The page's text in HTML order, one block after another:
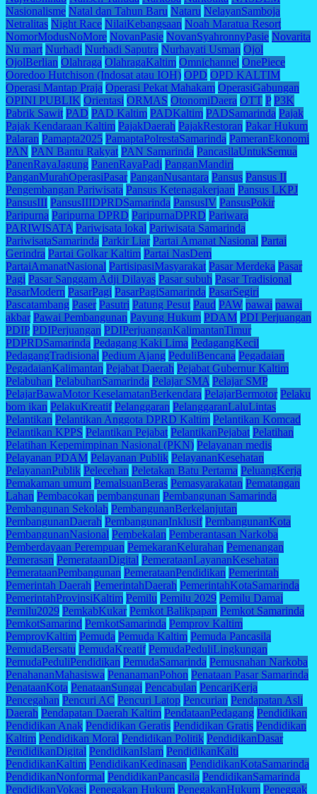
Nasionalisme Natal dan Tahun Baru Nataru NelayanSamboja
Netralitas Night Race NilaiKebangsaan Noah Maratua Resort
NomorModusNoMore NovanPasie NovanSyahronnyPasie Novarita
Nu mart Nurhadi Nurhadi Saputra Nurhayati Usman Ojol
OjolBerlian Olahraga OlahragaKaltim Omnichannel OnePiece
Ooredoo Hutchison (Indosat atau IOH) OPD OPD KALTIM
Operasi Mantap Praja Operasi Pekat Mahakam OperasiGabungan
OPINI PUBLIK Orientasi ORMAS OtonomiDaera OTT P P3K
Pabrik Sawit PAD PAD Kaltim PADKaltim PADSamarinda Pajak
Pajak Kendaraan Kaltim PajakDaerah PajakRestoran Pakar Hukum
Palaran Pamapta2025 PamaptaPolrestaSamarinda PameranEkonomi
PAN PAN Bantu Rakyat PAN Samarinda PancasilaUntukSemua
PanenRayaJagung PanenRayaPadi PanganMandiri
PanganMurahOperasiPasar PanganNusantara Pansus Pansus II
Pengembangan Pariwisata Pansus Ketenagakerjaan Pansus LKPJ
PansusIII PansusIIIDPRDSamarinda PansusIV PansusPokir
Paripurna Paripurna DPRD ParipurnaDPRD Pariwara
PARIWISATA Pariwisata lokal Pariwisata Samarinda
PariwisataSamarinda Parkir Liar Partai Amanat Nasional Partai
Gerindra Partai Golkar Kaltim Partai NasDem
PartaiAmanatNasional PartisipasiMasyarakat Pasar Merdeka Pasar
Pagi Pasar Sanggam Adji Dilayas Pasar subuh Pasar Tradisional
PasarModern PasarPagi PasarPagiSamarinda PasarSegiri
Pascatambang Paser Pasutri Patung Pesut Paud PAW pawai pawai
akbar Pawai Pembangunan Payung Hukum PDAM PDI Perjuangan
PDIP PDIPerjuangan PDIPerjuanganKalimantanTimur
PDPRDSamarinda Pedagang Kaki Lima PedagangKecil
PedagangTradisional Pedium Ajang PeduliBencana Pegadaian
PegadaianKalimantan Pejabat Daerah Pejabat Gubernur Kaltim
Pelabuhan PelabuhanSamarinda Pelajar SMA Pelajar SMP
PelajarBawaMotor KeselamatanBerkendara PelajarBermotor Pelaku
bom ikan PelakuKreatif Pelanggaran PelanggaranLaluLintas
Pelantikan Pelantikan Anggota DPRD Kaltim Pelantikan Komcad
Pelantikan KPPS Pelantikan Pejabat PelantikanPejabat Pelatihan
Pelatihan Kepemimpinan Nasional (PKN) Pelayanan medis
Pelayanan PDAM Pelayanan Publik PelayananKesehatan
PelayananPublik Pelecehan Peletakan Batu Pertama PeluangKerja
Pemakaman umum PemalsuanBeras Pemasyarakatan Pematangan
Lahan Pembacokan pembangunan Pembangunan Samarinda
Pembangunan Sekolah PembangunanBerkelanjutan
PembangunanDaerah PembangunanInklusif PembangunanKota
PembangunanNasional Pembekalan Pemberantasan Narkoba
Pemberdayaan Perempuan PemekaranKelurahan Pemenangan
Pemerasan PemerataanDigital PemerataanLayananKesehatan
PemerataanPembangunan PemerataanPendidikan Pemerintah
Pemerintah Daerah PemerintahDaerah PemerintahKotaSamarinda
PemerintahProvinsiKaltim Pemilu Pemilu 2029 Pemilu Damai
Pemilu2029 PemkabKukar Pemkot Balikpapan Pemkot Samarinda
PemkotSamarind PemkotSamarinda Pemprov Kaltim
PemprovKaltim Pemuda Pemuda Kaltim Pemuda Pancasila
PemudaBersatu PemudaKreatif PemudaPeduliLingkungan
PemudaPeduliPendidikan PemudaSamarinda Pemusnahan Narkoba
PenahananMahasiswa PenanamanPohon Penataan Pasar Samarinda
PenataanKota PenataanSungai Pencabulan PencariKerja
Pencegahan Pencuri AC Pencuri Latop Pencurian Pendapatan Asli
Daerah Pendapatan Daerah Kaltim PendataanPedagang Pendidikan
Pendidikan Anak Pendidikan Geratis Pendidikan Gratis Pendidikan
Kaltim Pendidikan Moral Pendidikan Politik PendidikanDasar
PendidikanDigital PendidikanIslam PendidikanKalti
PendidikanKaltim PendidikanKedinasan PendidikanKotaSamarinda
PendidikanNonformal PendidikanPancasila PendidikanSamarinda
PendidikanVokasi Penegakan Hukum PenegakanHukum Peneggak